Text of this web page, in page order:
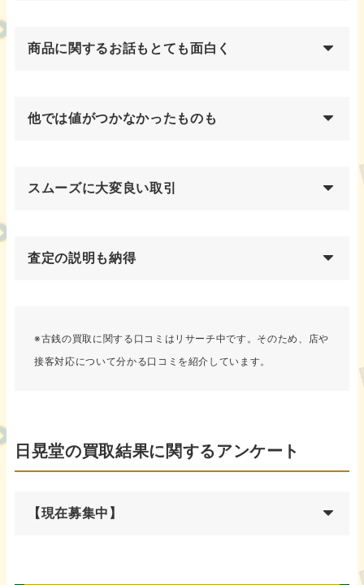
商品に関するお話もとても面白く
他では値がつかなかったものも
スムーズに大変良い取引
査定の説明も納得
※古銭の買取に関する口コミはリサーチ中です。そのため、店や
接客対応について分かる口コミを紹介しています。
日晃堂の買取結果に関するアンケート
【現在募集中】